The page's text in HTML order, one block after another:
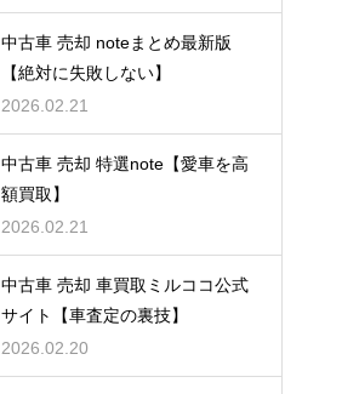
中古車 売却 noteまとめ最新版
【絶対に失敗しない】
2026.02.21
中古車 売却 特選note【愛車を高
額買取】
2026.02.21
中古車 売却 車買取ミルココ公式
サイト【車査定の裏技】
2026.02.20